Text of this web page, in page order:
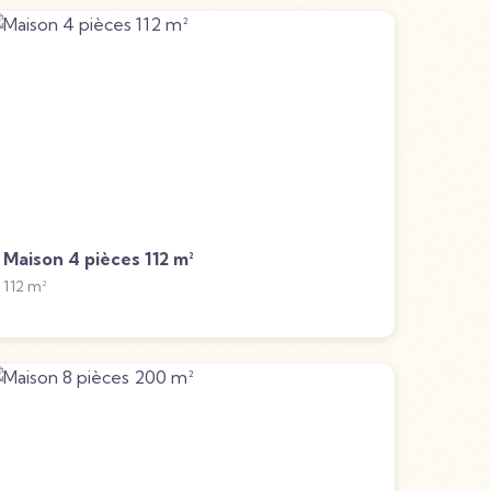
Maison 4 pièces 112 m²
112 m²